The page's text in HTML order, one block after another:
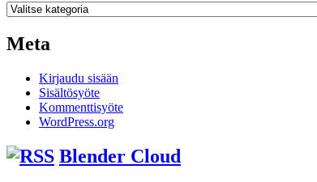
Kategoriat
Meta
Kirjaudu sisään
Sisältösyöte
Kommenttisyöte
WordPress.org
Blender Cloud